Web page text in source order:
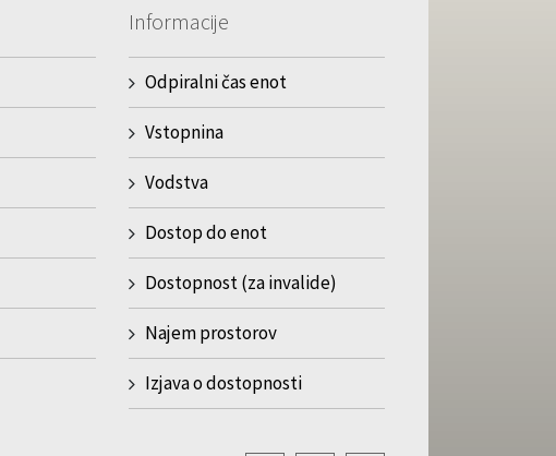
Informacije
Odpiralni čas enot
Vstopnina
Vodstva
Dostop do enot
Dostopnost (za invalide)
Najem prostorov
Izjava o dostopnosti